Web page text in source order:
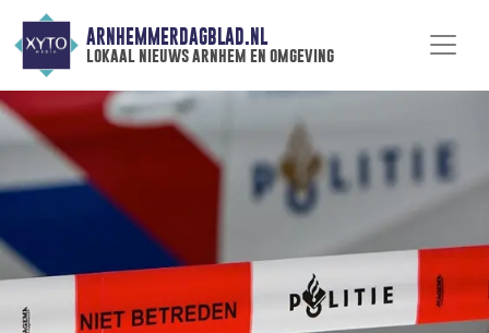
ARNHEMMERDAGBLAD.NL
lokaal nieuws arnhem en omgeving